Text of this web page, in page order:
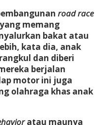
road race
memang
bakat atau
kata dia, anak
dan diberi
berjalan
motor ini juga
olahraga khas anak
atau maunya